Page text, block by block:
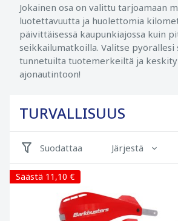
Jokainen osa on valittu tarjoamaan
luotettavuutta ja huolettomia
päivittäisessä kaupunkiajossa kuin
seikkailumatkoilla. Valitse pyörällesi
tunnetuilta tuotemerkeiltä ja keskity
ajonautintoon!
TURVALLISUUS
Suodattaa Järjestä
Säästä 11,10 €